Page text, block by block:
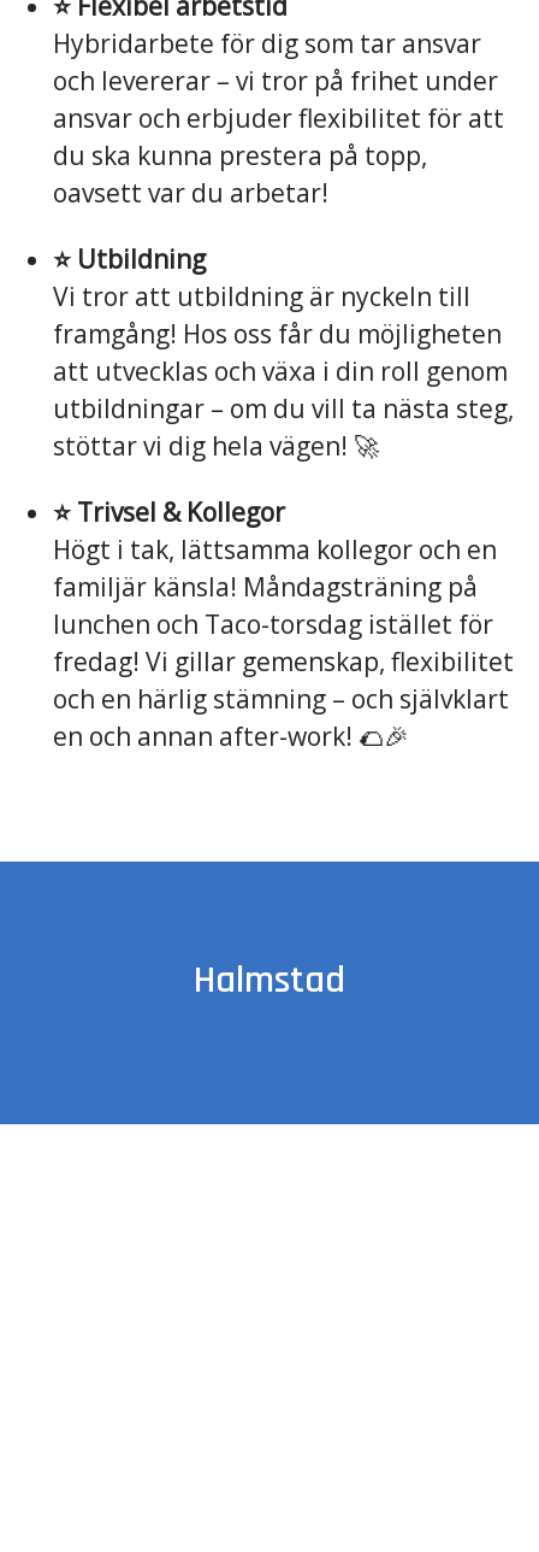
Hybridarbete för dig som tar ansvar
och levererar – vi tror på frihet under
ansvar och erbjuder flexibilitet för att
du ska kunna prestera på topp,
oavsett var du arbetar!
⭐️ Utbildning
Vi tror att utbildning är nyckeln till
framgång! Hos oss får du möjligheten
att utvecklas och växa i din roll genom
utbildningar – om du vill ta nästa steg,
stöttar vi dig hela vägen! 🚀
⭐️ Trivsel & Kollegor
Högt i tak, lättsamma kollegor och en
familjär känsla! Måndagsträning på
lunchen och Taco-torsdag istället för
fredag! Vi gillar gemenskap, flexibilitet
och en härlig stämning – och självklart
en och annan after-work! 🌮🎉
Halmstad